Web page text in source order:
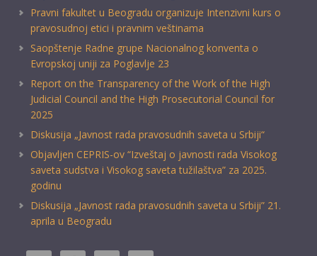
Pravni fakultet u Beogradu organizuje Intenzivni kurs o
pravosudnoj etici i pravnim veštinama
Saopštenje Radne grupe Nacionalnog konventa o
Evropskoj uniji za Poglavlje 23
Report on the Transparency of the Work of the High
Judicial Council and the High Prosecutorial Council for
2025
Diskusija „Javnost rada pravosudnih saveta u Srbiji“
Objavljen CEPRIS-ov “Izveštaj o javnosti rada Visokog
saveta sudstva i Visokog saveta tužilaštva” za 2025.
godinu
Diskusija „Javnost rada pravosudnih saveta u Srbiji” 21.
aprila u Beogradu